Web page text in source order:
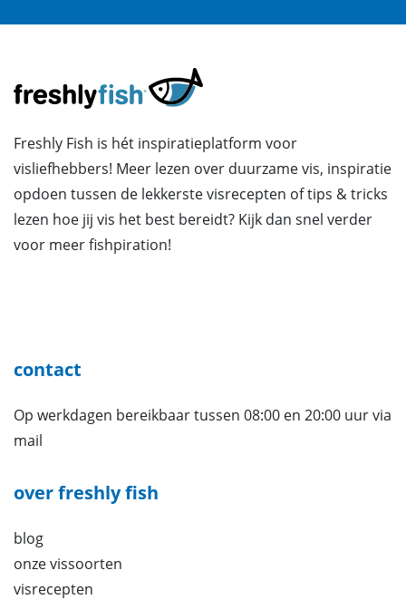
Freshly Fish is hét inspiratieplatform voor
visliefhebbers! Meer lezen over duurzame vis, inspiratie
opdoen tussen de lekkerste visrecepten of tips & tricks
lezen hoe jij vis het best bereidt? Kijk dan snel verder
voor meer fishpiration!
contact
Op werkdagen bereikbaar tussen 08:00 en 20:00 uur via
mail
over freshly fish
blog
onze vissoorten
visrecepten